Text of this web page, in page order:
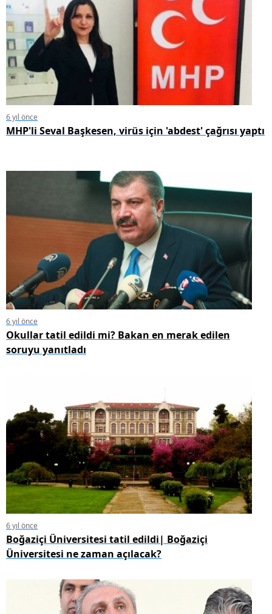
6 yıl önce
MHP'li Seval Başkesen, virüs için 'abdest' çağrısı yaptı
6 yıl önce
Okullar tatil edildi mi? Bakan en merak edilen
soruyu yanıtladı
6 yıl önce
Boğaziçi Üniversitesi tatil edildi| Boğaziçi
Üniversitesi ne zaman açılacak?